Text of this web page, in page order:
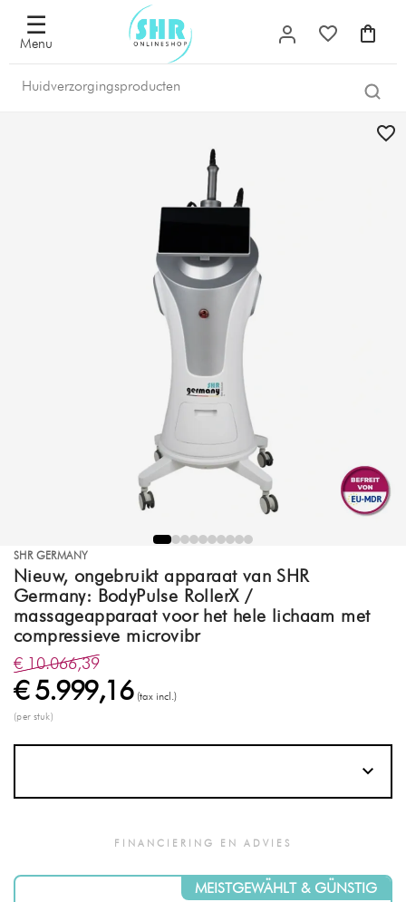
☰
Menu
SHR GERMANY
Nieuw, ongebruikt apparaat van SHR
Germany: BodyPulse RollerX /
massageapparaat voor het hele lichaam met
compressieve microvibr
€ 10.066,39
€ 5.999,16 (tax incl.)
(per stuk)
FINANCIERING EN ADVIES
MEISTGEWÄHLT & GÜNSTIG